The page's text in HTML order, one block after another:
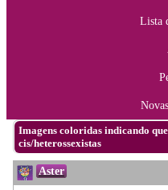
Lista
Imagens coloridas indicando
cis/heterossexistas
Aster